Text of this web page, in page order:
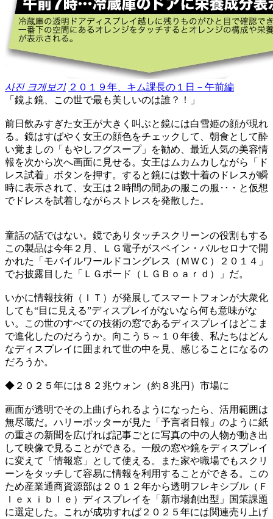
사진 크게보기 ２０１９年、キム課長の１日－午前編
「鏡よ鏡、この世で最も美しいのは誰？！」
前日飲みすぎた女王が大きく叫ぶと鏡には白雪姫の顔が現れ
る。鏡はすばやく女王の顔色をチェックして、朝食として酔
い覚ましの「もやしフグスープ」を勧め、最近人気の美容情
報を次から次へ画面に見せる。女王はムカムカしながら「ド
レス試着」ボタンを押す。すると鏡には数十着のドレスが瞬
時に表示されて、女王は２時間の間あの服この服‥・と仮想
でドレスを試着しながらストレスを発散した。
童話の話ではない。鏡でありタッチスクリーンの役割もする
この製品は今年２月、ＬＧ電子がスペイン・バルセロナで開
かれた「モバイルワールドコングレス（ＭＷＣ）２０１４」
でお披露目した「ＬＧボード（ＬＧＢｏａｒｄ）」だ。
いかに情報技術（ＩＴ）が発展してスマートフォンが大衆化
しても“目に見える”ディスプレイがないなら何も意味がな
い。この世のすべての技術の窓であるディスプレイはどこま
で進化したのだろうか。向こう５～１０年後、私たちはどん
なディスプレイに囲まれて世の中を見、感じることになるの
だろうか。
◆２０２５年には８２兆ウォン（約８兆円）市場に
画面が透明でその上曲げられるようになったら、活用範囲は
無尽蔵だ。ハリーポッターが見た「予言者日報」のように紙
の重さの新聞を広げれば記事ごとに写真の中の人物が動き出
して映像で見ることができる。一般の窓や鏡をディスプレイ
に変えて「情報窓」として使える。また家や職場でもスクリ
ーンをタッチして容易に情報を利用することができる。この
ため産業通商資源部は２０１２年から透明フレキシブル（Ｆ
ｌｅｘｉｂｌｅ）ディスプレイを「新市場創出型」国策課題
に選定した。これが成功すれば２０２５年には関連売り上げ